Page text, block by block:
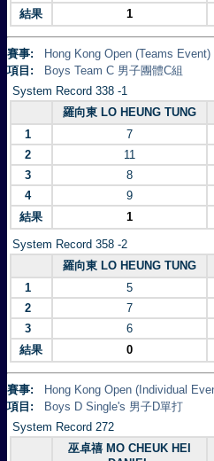
結果
1
賽事:
Hong Kong Open (Teams
項目:
Boys Team C 男子團體C組
System Record 338 -1
羅向東 LO HEUNG TUNG
1
7
2
11
3
8
4
9
結果
1
System Record 358 -2
羅向東 LO HEUNG TUNG
1
5
2
7
3
6
結果
0
賽事:
Hong Kong Open (Individual
項目:
Boys D Single's 男子D單打
System Record 272
巫卓禧 MO CHEUK HEI